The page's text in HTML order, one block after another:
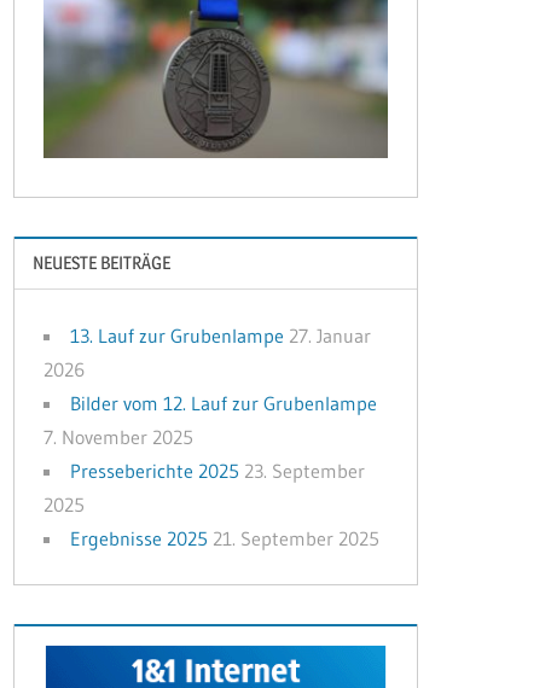
NEUESTE BEITRÄGE
13. Lauf zur Grubenlampe 27. Januar
2026
Bilder vom 12. Lauf zur Grubenlampe
7. November 2025
Presseberichte 2025 23. September
2025
Ergebnisse 2025 21. September 2025